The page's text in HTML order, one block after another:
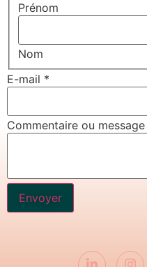
Prénom
Nom
E-mail *
Commentaire ou message
Envoyer